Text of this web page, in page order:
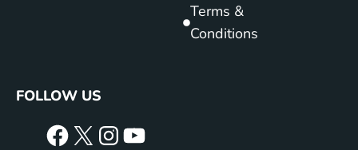
Terms &
Conditions
FOLLOW US